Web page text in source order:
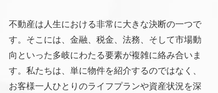
不動産は人生における非常に大きな決断の一つで
す。そこには、金融、税金、法務、そして市場動
向といった多岐にわたる要素が複雑に絡み合いま
す。私たちは、単に物件を紹介するのではなく、
お客様一人ひとりのライフプランや資産状況を深